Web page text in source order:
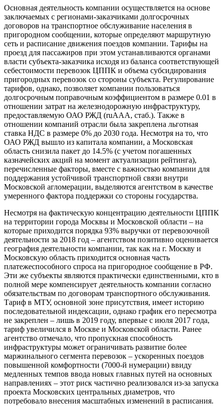
Основная деятельность компании осуществляется на основе
заключаемых с регионами-заказчиками долгосрочных
договоров на транспортное обслуживание населения в
пригородном сообщении, которые определяют маршрутную
сеть и расписание движения поездов компании. Тарифы на
проезд для пассажиров при этом устанавливаются органами
власти субъекта-заказчика исходя из баланса соответствующей
себестоимости перевозок ЦППК и объема субсидирования
пригородных перевозок со стороны субъекта. Регулирование
тарифов, однако, позволяет компании пользоваться
долгосрочным поправочным коэффициентом в размере 0.01 в
отношении затрат на железнодорожную инфраструктуру,
предоставляемую ОАО РЖД (ruAAA, стаб.). Также в
отношении компаний отрасли была закреплена льготная
ставка НДС в размере 0% до 2030 года. Несмотря на то, что
ОАО РЖД вышло из капитала компании, а Московская
область снизила пакет до 14.5% (с учетом погашенных
казначейских акций на момент актуализации рейтинга),
перечисленные факторы, вместе с важностью компании для
поддержания устойчивой транспортной связи внутри
Московской агломерации, выделяются агентством в качестве
умеренного фактора поддержки со стороны государства.
Несмотря на фактическую концентрацию деятельности ЦППК
на территории города Москвы и Московской области – на
которые приходится порядка 93% выручки от перевозочной
деятельности за 2018 год – агентством позитивно оценивается
география деятельности компании, так как на г. Москву и
Московскую область приходится основная часть
платежеспособного спроса на пригородное сообщение в РФ.
Эти же субъекты являются практически единственными, кто в
полной мере компенсирует деятельность компании согласно
обязательствам по договорам транспортного обслуживания.
Тариф в МТУ, основной зоне присутствия, имеет историю
последовательной индексации, однако график его пересмотра
не закреплен – лишь в 2019 году, впервые с июля 2017 года,
тариф увеличился в Москве и Московской области. Ранее
агентство отмечало, что пропускная способность
инфраструктуры может ограничивать развитие более
маржинального сегмента перевозок – ускоренных поездов
повышенной комфортности (7000-й нумерации) ввиду
медленных темпов ввода новых главных путей на основных
направлениях – этот риск частично реализовался из-за запуска
проекта Московских центральных диаметров, что
потребовало внесения масштабных изменений в расписания.